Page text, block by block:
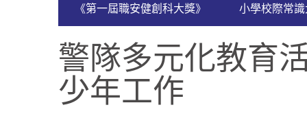
《第一屆職安健創科大獎》 小學校際常
警隊多元化教育
少年工作